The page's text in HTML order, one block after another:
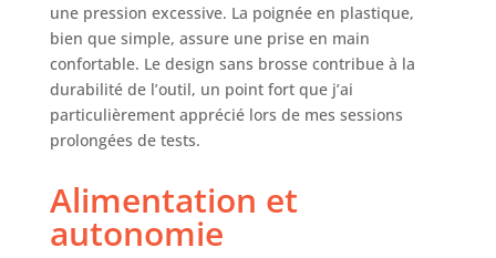
une pression excessive. La poignée en plastique,
bien que simple, assure une prise en main
confortable. Le design sans brosse contribue à la
durabilité de l’outil, un point fort que j’ai
particulièrement apprécié lors de mes sessions
prolongées de tests.
Alimentation et
autonomie